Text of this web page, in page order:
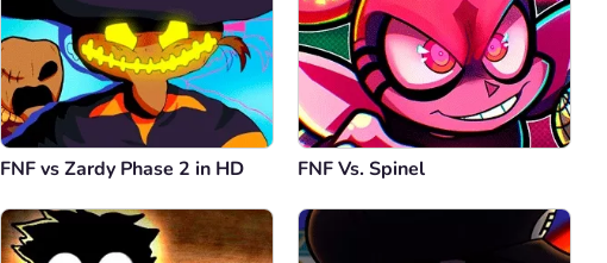
FNF vs Zardy Phase 2 in HD FNF Vs. Spinel